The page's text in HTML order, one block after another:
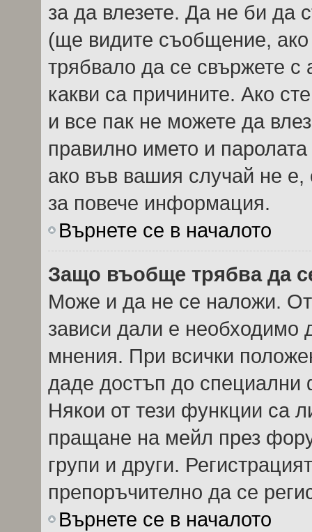
за да влезете. Да не би да
(ще видите съобщение, ако
трябвало да се свържете с
какви са причините. Ако
и все пак не можете да
правилно името и
ако във вашия случай не е,
за повече информация.
Върнете се в началото
Защо въобще трябва да
Може и да не се наложи.
зависи дали е необходимо
мнения. При всички
даде достъп до специални
Някои от тези функции са
пращане на мейл през
групи и други.
препоръчително да се
Върнете се в началото